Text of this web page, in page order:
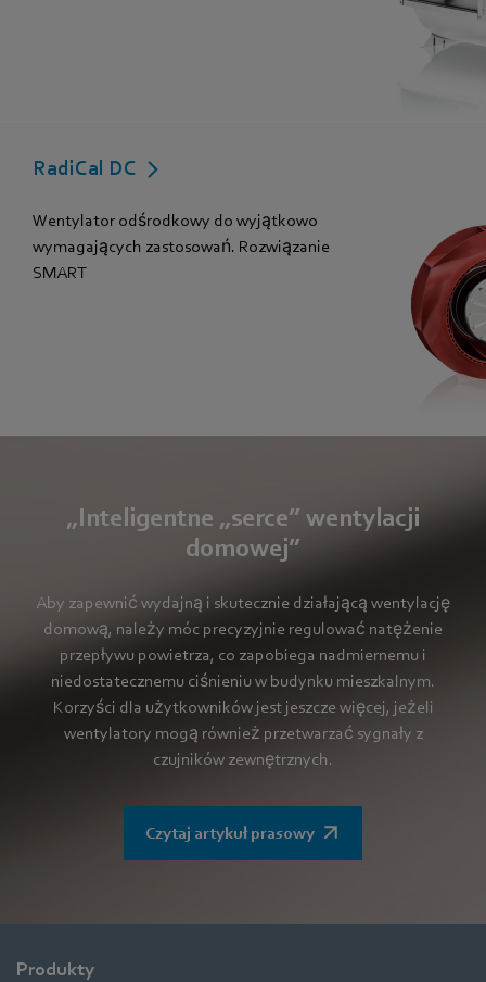
RadiCal DC
Wentylator odśrodkowy do wyjątkowo
wymagających zastosowań. Rozwiązanie
SMART
„Inteligentne „serce” wentylacji
domowej”
Aby zapewnić wydajną i skutecznie działającą wentylację
domową, należy móc precyzyjnie regulować natężenie
przepływu powietrza, co zapobiega nadmiernemu i
niedostatecznemu ciśnieniu w budynku mieszkalnym.
Korzyści dla użytkowników jest jeszcze więcej, jeżeli
wentylatory mogą również przetwarzać sygnały z
czujników zewnętrznych.
Czytaj artykuł prasowy
Produkty